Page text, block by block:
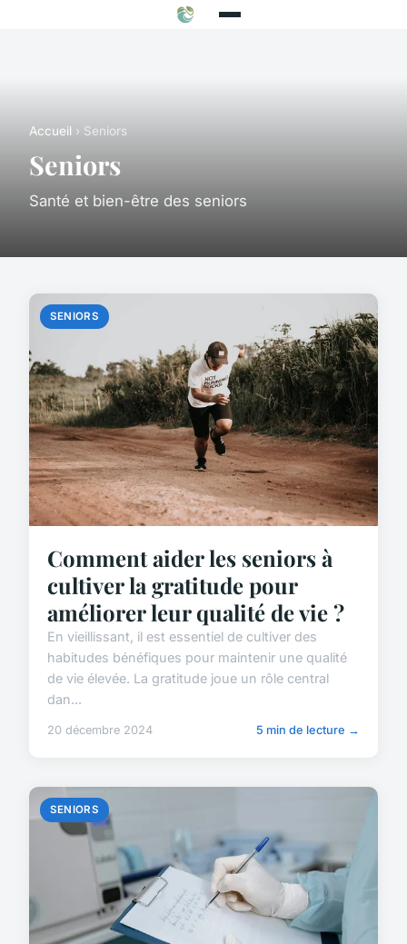
Accueil › Seniors
Seniors
Santé et bien-être des seniors
SENIORS
Comment aider les seniors à
cultiver la gratitude pour
améliorer leur qualité de vie ?
En vieillissant, il est essentiel de cultiver des
habitudes bénéfiques pour maintenir une qualité
de vie élevée. La gratitude joue un rôle central
dan...
20 décembre 2024 5 min de lecture →
SENIORS